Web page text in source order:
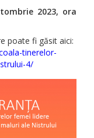
2023, ora
poate fi găsit aici:
tinerelor-
4/